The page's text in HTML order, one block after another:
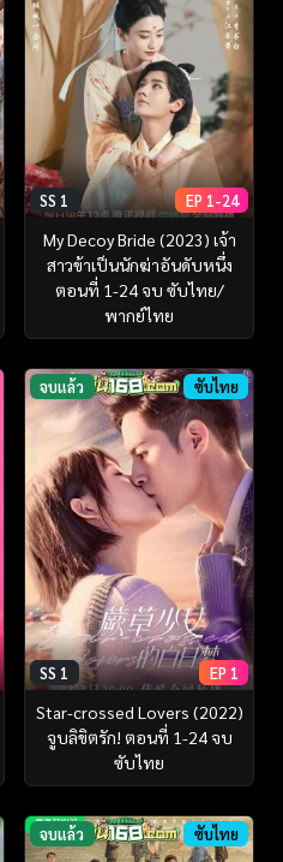
SS 1 EP 1-24
My Decoy Bride (2023) เจ้า
สาวข้าเป็นนักฆ่าอันดับหนึ่ง
ตอนที่ 1-24 จบ ซับไทย/
พากย์ไทย
จบแล้ว ซับไทย
SS 1 EP 1
Star-crossed Lovers (2022)
จูบลิขิตรัก! ตอนที่ 1-24 จบ
ซับไทย
จบแล้ว ซับไทย